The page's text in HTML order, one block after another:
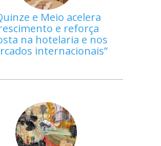
e Meio acelera
e reforça
na hotelaria e nos
internacionais